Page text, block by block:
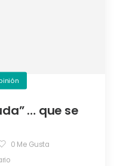
… que se
0 Me Gusta